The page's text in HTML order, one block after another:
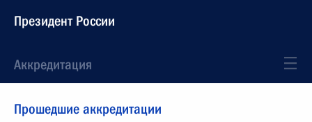
Президент России
Аккредитация
Прошедшие аккредитации